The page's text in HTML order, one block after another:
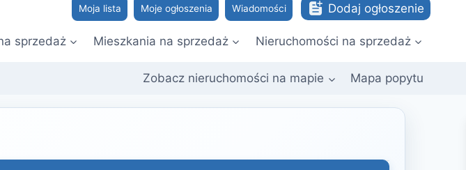
Moja lista Moje ogłoszenia Wiadomości Dodaj ogłoszenie
sprzedaż Mieszkania na sprzedaż Nieruchomości na sprzedaż
Zobacz nieruchomości na mapie Mapa popytu